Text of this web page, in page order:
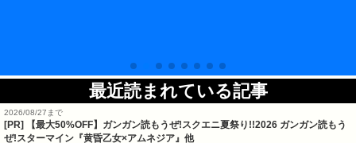
最近読まれている記事
2026/08/27まで
[PR]
【最大50%OFF】ガンガン読もうぜ!スクエニ夏祭り!!2026 ガンガン読もう
ぜ!スターマイン『黄昏乙女×アムネジア』他